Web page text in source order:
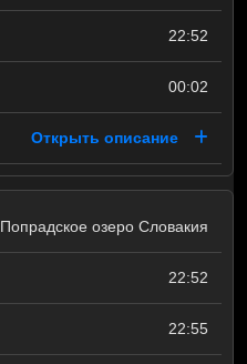
22:52
00:02
Открыть описание
Попрадское озеро Словакия
22:52
22:55